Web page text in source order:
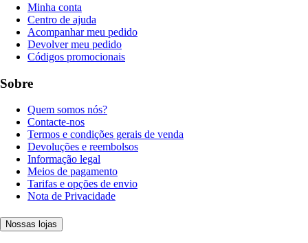
Minha conta
Centro de ajuda
Acompanhar meu pedido
Devolver meu pedido
Códigos promocionais
Sobre
Quem somos nós?
Contacte-nos
Termos e condições gerais de venda
Devoluções e reembolsos
Informação legal
Meios de pagamento
Tarifas e opções de envio
Nota de Privacidade
Nossas lojas